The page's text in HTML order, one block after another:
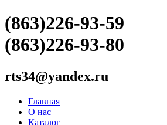
(863)226-93-59
(863)226-93-80
rts34@yandex.ru
Главная
О нас
Каталог